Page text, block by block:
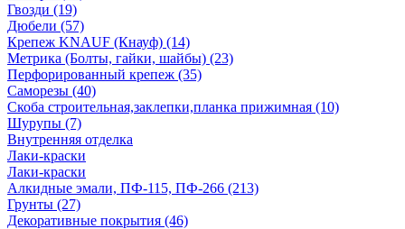
Гвозди (19)
Дюбели (57)
Крепеж KNAUF (Кнауф) (14)
Метрика (Болты, гайки, шайбы) (23)
Перфорированный крепеж (35)
Саморезы (40)
Скоба строительная,заклепки,планка прижимная (10)
Шурупы (7)
Внутренняя отделка
Лаки-краски
Лаки-краски
Алкидные эмали, ПФ-115, ПФ-266 (213)
Грунты (27)
Декоративные покрытия (46)